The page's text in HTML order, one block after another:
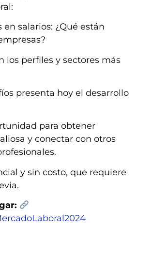
en salarios: ¿Qué están
los perfiles y sectores más
presenta hoy el desarrollo
para obtener
y conectar con otros
y sin costo, que requiere